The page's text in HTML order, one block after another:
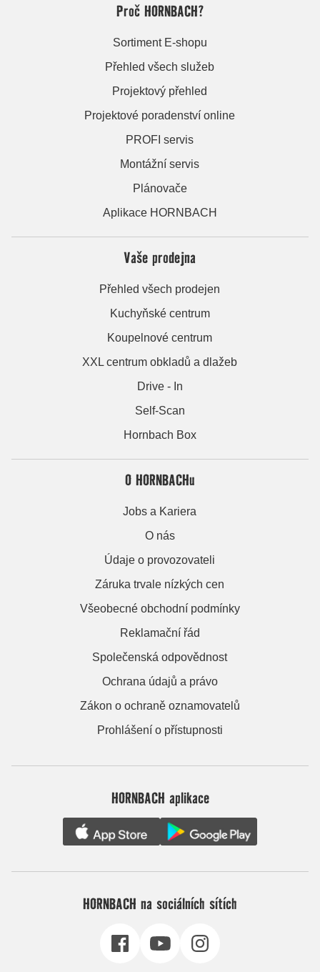
Proč HORNBACH?
Sortiment E-shopu
Přehled všech služeb
Projektový přehled
Projektové poradenství online
PROFI servis
Montážní servis
Plánovače
Aplikace HORNBACH
Vaše prodejna
Přehled všech prodejen
Kuchyňské centrum
Koupelnové centrum
XXL centrum obkladů a dlažeb
Drive - In
Self-Scan
Hornbach Box
O HORNBACHu
Jobs a Kariera
O nás
Údaje o provozovateli
Záruka trvale nízkých cen
Všeobecné obchodní podmínky
Reklamační řád
Společenská odpovědnost
Ochrana údajů a právo
Zákon o ochraně oznamovatelů
Prohlášení o přístupnosti
HORNBACH aplikace
HORNBACH na sociálních sítích